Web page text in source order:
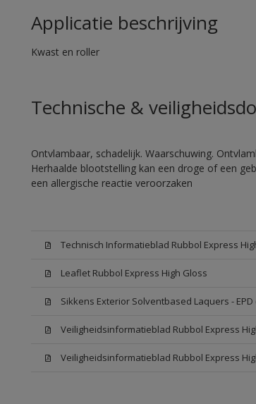
Applicatie beschrijving
Kwast en roller
Technische &
Ontvlambaar, schadelijk. Waarschuwing.
Herhaalde blootstelling kan een droge of een
een allergische reactie veroorzaken
Technisch Informatieblad Rubbol Express
Leaflet Rubbol Express High Gloss
Sikkens Exterior Solventbased Laquers -
Veiligheidsinformatieblad Rubbol Express
Veiligheidsinformatieblad Rubbol Express